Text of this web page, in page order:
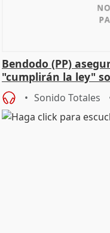
Bendodo (PP)
"cumplirán la ley"
Sonido Totales